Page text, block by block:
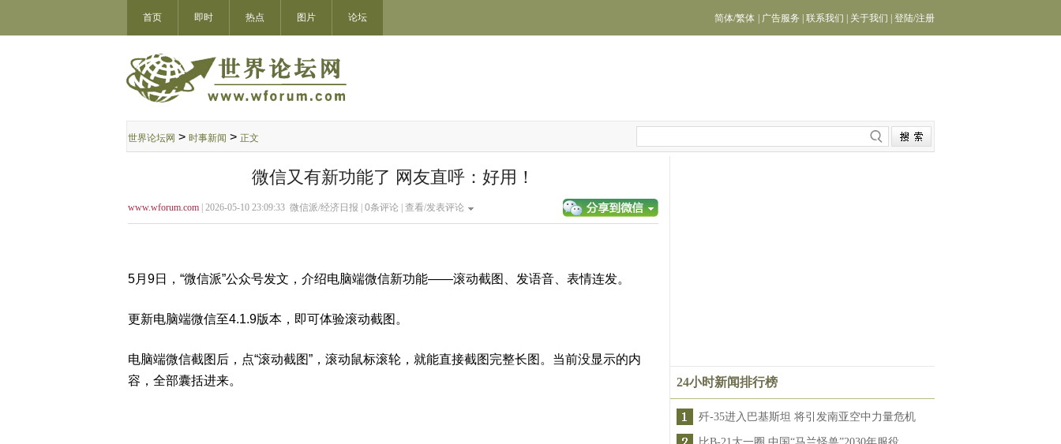
首页 即时 热点 图片 论坛 简体/繁体 广告服务 联系我们 关于我们 登陆/注册
世界论坛网 > 时事新闻 > 正文
微信又有新功能了 网友直呼：好用！
www.wforum.com | 2026-05-10 23:09:33 微信派/经济日报 | 0条评论 | 查看/发表评论
5月9日，“微信派”公众号发文，介绍电脑端微信新功能——滚动截图、发语音、表情连发。
更新电脑端微信至4.1.9版本，即可体验滚动截图。
电脑端微信截图后，点“滚动截图”，滚动鼠标滚轮，就能直接截图完整长图。当前没显示的内
容，全部囊括进来。
24小时新闻排行榜
歼-35进入巴基斯坦 将引发南亚空中力量危机